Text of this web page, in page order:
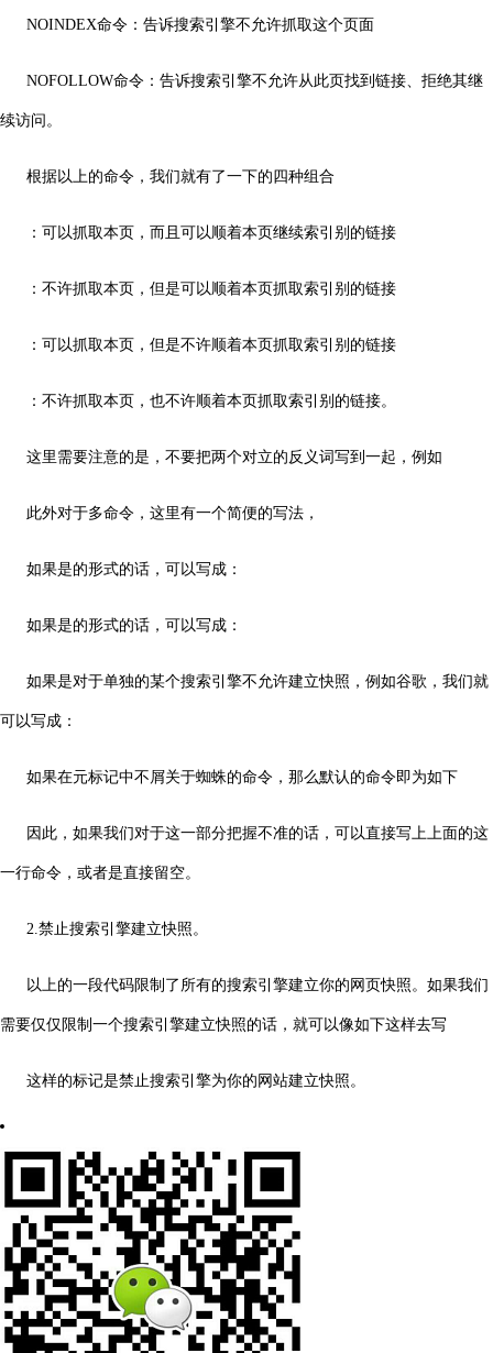
NOINDEX命令：告诉搜索引擎不允许抓取这个页面
NOFOLLOW命令：告诉搜索引擎不允许从此页找到链接、拒绝其继
续访问。
根据以上的命令，我们就有了一下的四种组合
：可以抓取本页，而且可以顺着本页继续索引别的链接
：不许抓取本页，但是可以顺着本页抓取索引别的链接
：可以抓取本页，但是不许顺着本页抓取索引别的链接
：不许抓取本页，也不许顺着本页抓取索引别的链接。
这里需要注意的是，不要把两个对立的反义词写到一起，例如
此外对于多命令，这里有一个简便的写法，
如果是的形式的话，可以写成：
如果是的形式的话，可以写成：
如果是对于单独的某个搜索引擎不允许建立快照，例如谷歌，我们就
可以写成：
如果在元标记中不屑关于蜘蛛的命令，那么默认的命令即为如下
因此，如果我们对于这一部分把握不准的话，可以直接写上上面的这
一行命令，或者是直接留空。
2.禁止搜索引擎建立快照。
以上的一段代码限制了所有的搜索引擎建立你的网页快照。如果我们
需要仅仅限制一个搜索引擎建立快照的话，就可以像如下这样去写
这样的标记是禁止搜索引擎为你的网站建立快照。